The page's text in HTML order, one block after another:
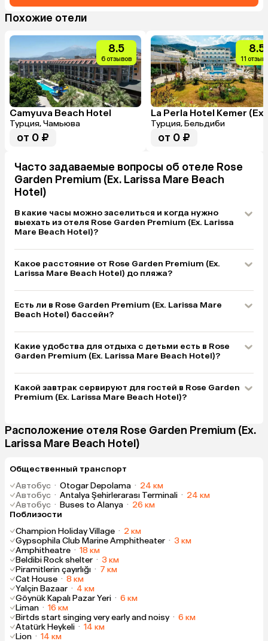
Похожие отели
8.5
6 отзывов
Camyuva Beach Hotel
Турция, Чамьюва
от 0 ₽
8.5
11
Турция, Бельдиби
от 0 ₽
Часто задаваемые вопросы об отеле Rose
Garden Premium (Ex. Larissa Mare Beach
Hotel)
В какие часы можно заселиться и когда нужно
выехать из отеля Rose Garden Premium (Ex. Larissa
Mare Beach Hotel)?
Какое расстояние от Rose Garden Premium (Ex.
Larissa Mare Beach Hotel) до пляжа?
Есть ли в Rose Garden Premium (Ex. Larissa Mare
Beach Hotel) бассейн?
Какие удобства для отдыха с детьми есть в Rose
Garden Premium (Ex. Larissa Mare Beach Hotel)?
Какой завтрак сервируют для гостей в Rose Garden
Premium (Ex. Larissa Mare Beach Hotel)?
Расположение отеля Rose Garden Premium (Ex.
Larissa Mare Beach Hotel)
Общественный транспорт
Автобус · Otogar Depolama · 24 км
Автобус · Antalya Şehirlerarası Terminali · 24 км
Автобус · Buses to Alanya · 26 км
Поблизости
Champion Holiday Village · 2 км
Gypsophila Club Marine Amphitheater · 3 км
Amphitheatre · 18 км
Beldibi Rock shelter · 3 км
Piramitlerin çayırlığı · 7 км
Cat House · 8 км
Yalçin Bazaar · 4 км
Göynük Kapalı Pazar Yeri · 6 км
Liman · 16 км
Birtds start singing very early and noisy · 6 км
Atatürk Heykeli · 14 км
Lion · 14 км